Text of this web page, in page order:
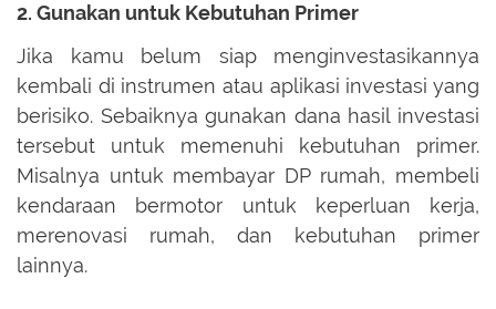
2. Gunakan untuk Kebutuhan Primer
Jika kamu belum siap menginvestasikannya
kembali di instrumen atau aplikasi investasi yang
berisiko. Sebaiknya gunakan dana hasil investasi
tersebut untuk memenuhi kebutuhan primer.
Misalnya untuk membayar DP rumah, membeli
kendaraan bermotor untuk keperluan kerja,
merenovasi rumah, dan kebutuhan primer
lainnya.